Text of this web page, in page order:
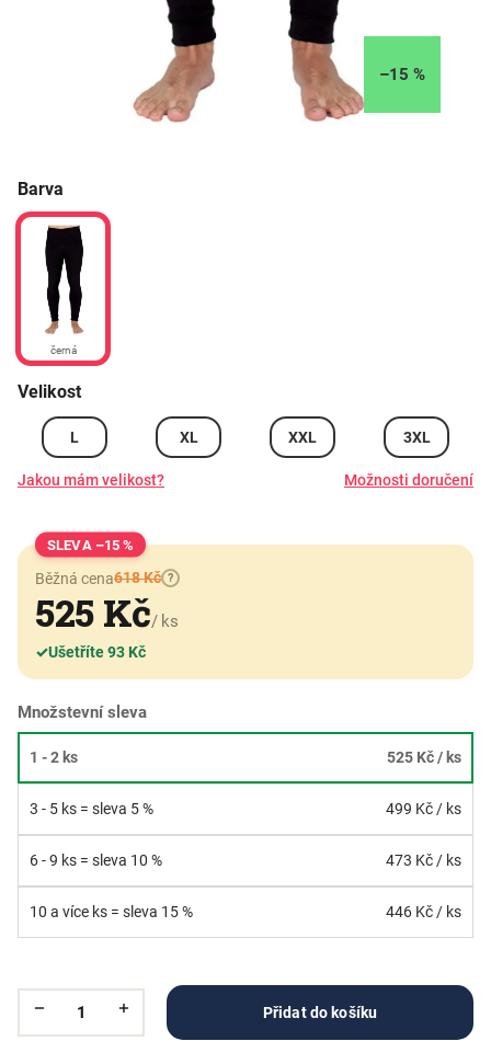
–15 %
Množstevní sleva
1 - 2 ks 525 Kč/ ks
3 - 5 ks = sleva 5 % 499 Kč / ks
6 - 9 ks = sleva 10 % 473 Kč / ks
10 a více ks = sleva 15 % 446 Kč / ks
Barva
černá
Velikost
L XL XXL 3XL
Jakou mám velikost? Možnosti doručení
–15 %
Běžná cena618 Kč ?
525 Kč/ ks
✓Ušetříte 93 Kč
Přidat do košíku